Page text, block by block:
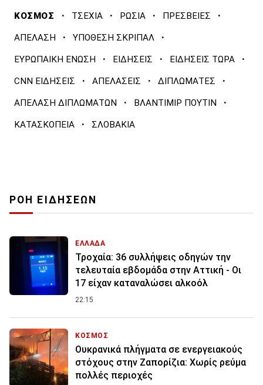
ΚΟΣΜΟΣ · ΤΣΕΧΙΑ · ΡΩΣΙΑ · ΠΡΕΣΒΕΙΕΣ ·
ΑΠΕΛΑΣΗ · ΥΠΟΘΕΣΗ ΣΚΡΙΠΑΛ ·
ΕΥΡΩΠΑΙΚΗ ΕΝΩΣΗ · ΕΙΔΗΣΕΙΣ · ΕΙΔΗΣΕΙΣ ΤΩΡΑ ·
CNN ΕΙΔΗΣΕΙΣ · ΑΠΕΛΑΣΕΙΣ · ΔΙΠΛΩΜΑΤΕΣ ·
ΑΠΕΛΑΣΗ ΔΙΠΛΩΜΑΤΩΝ · ΒΛΑΝΤΙΜΙΡ ΠΟΥΤΙΝ ·
ΚΑΤΑΣΚΟΠΕΙΑ · ΣΛΟΒΑΚΙΑ
ΡΟΗ ΕΙΔΗΣΕΩΝ
ΕΛΛΑΔΑ
Τροχαία: 36 συλλήψεις οδηγών την
τελευταία εβδομάδα στην Αττική - Οι
17 είχαν καταναλώσει αλκοόλ
22:15
ΚΟΣΜΟΣ
Ουκρανικά πλήγματα σε ενεργειακούς
στόχους στην Ζαπορίζια: Χωρίς ρεύμα
πολλές περιοχές